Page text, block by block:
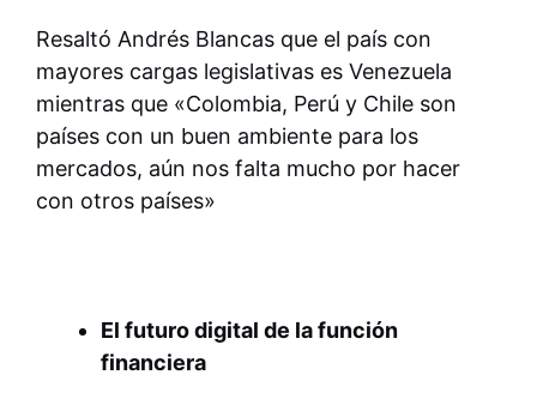
Resaltó Andrés Blancas que el país con
mayores cargas legislativas es Venezuela
mientras que «Colombia, Perú y Chile son
países con un buen ambiente para los
mercados, aún nos falta mucho por hacer
con otros países»
El futuro digital de la función
financiera